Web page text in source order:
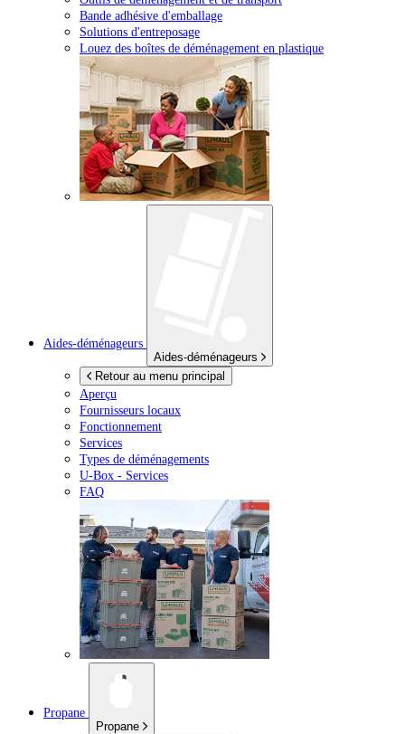
Bande adhésive d'emballage
Solutions d'entreposage
Louez des boîtes de déménagement en plastique
Aides-déménageurs
Aides-déménageurs
Retour au menu principal
Aperçu
Fournisseurs locaux
Fonctionnement
Services
Types de déménagements
U-Box - Services
FAQ
Propane
Propane